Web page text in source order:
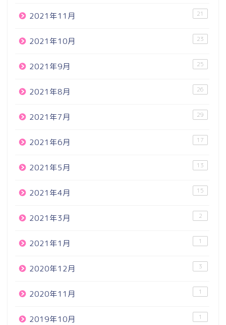
2021年11月 21
2021年10月 23
2021年9月 25
2021年8月 26
2021年7月 29
2021年6月 17
2021年5月 13
2021年4月 15
2021年3月 2
2021年1月 1
2020年12月 3
2020年11月 1
2019年10月 1